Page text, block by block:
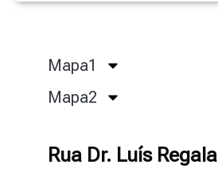
Mapa1
Mapa2
Rua Dr. Luís Regala